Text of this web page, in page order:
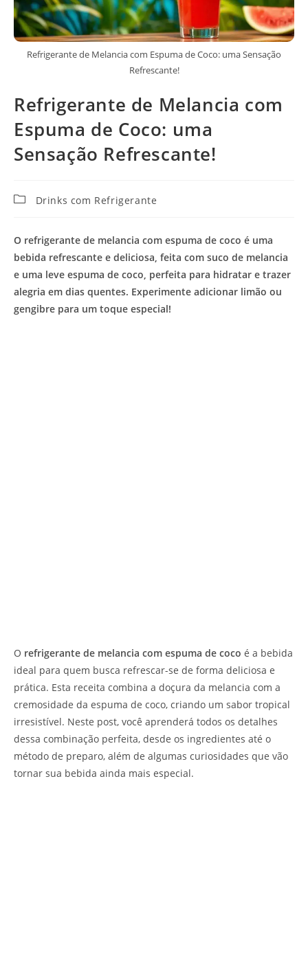
Refrigerante de Melancia com Espuma de Coco: uma Sensação
Refrescante!
Refrigerante de Melancia com
Espuma de Coco: uma
Sensação Refrescante!
CategoriaDrinks com Refrigerante
O refrigerante de melancia com espuma de coco é uma
bebida refrescante e deliciosa, feita com suco de melancia
e uma leve espuma de coco, perfeita para hidratar e trazer
alegria em dias quentes. Experimente adicionar limão ou
gengibre para um toque especial!
O refrigerante de melancia com espuma de coco é a bebida
ideal para quem busca refrescar-se de forma deliciosa e
prática. Esta receita combina a doçura da melancia com a
cremosidade da espuma de coco, criando um sabor tropical
irresistível. Neste post, você aprenderá todos os detalhes
dessa combinação perfeita, desde os ingredientes até o
método de preparo, além de algumas curiosidades que vão
tornar sua bebida ainda mais especial.